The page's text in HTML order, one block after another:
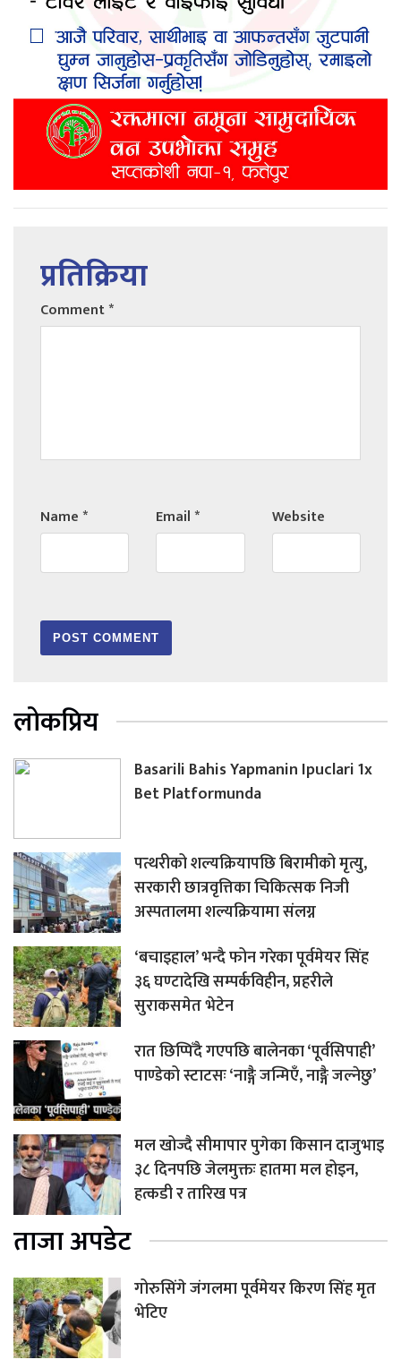
प्रतिक्रिया
Comment*
Name* Email* Website
लोकप्रिय
Basarili Bahis Yapmanin Ipuclari 1x
Bet Platformunda
पत्थरीको शल्यक्रियापछि बिरामीको मृत्यु,
सरकारी छात्रवृत्तिका चिकित्सक निजी
अस्पतालमा शल्यक्रियामा संलग्न
‘बचाइहाल’ भन्दै फोन गरेका पूर्वमेयर सिंह
३६ घण्टादेखि सम्पर्कविहीन, प्रहरीले
सुराकसमेत भेटेन
रात छिप्पिँदै गएपछि बालेनका ‘पूर्वसिपाही’
पाण्डेको स्टाटसः ‘नाङ्गै जन्मिएँ, नाङ्गै जल्नेछु’
मल खोज्दै सीमापार पुगेका किसान दाजुभाइ
३८ दिनपछि जेलमुक्तः हातमा मल होइन,
हत्कडी र तारिख पत्र
ताजा अपडेट
गोरुसिंगे जंगलमा पूर्वमेयर किरण सिंह मृत
भेटिए